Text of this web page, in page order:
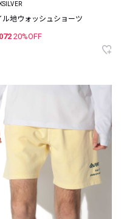
ル地ウォッシュショーツ
20%OFF